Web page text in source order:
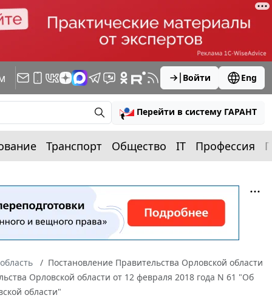
Войти Eng
Перейти в систему ГАРАНТ
Транспорт Общество IT Профессия
Постановление Правительства Орловской области
Орловской области от 12 февраля 2018 года N 61 "Об
области"